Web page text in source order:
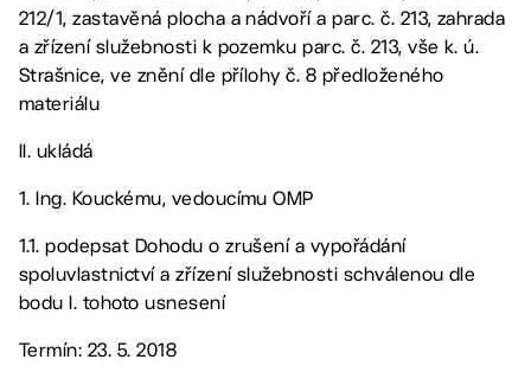
212/1, zastavěná plocha a nádvoří a parc. č. 213, zahrada
a zřízení služebnosti k pozemku parc. č. 213, vše k. ú.
Strašnice, ve znění dle přílohy č. 8 předloženého
materiálu
II. ukládá
1. Ing. Kouckému, vedoucímu OMP
1.1. podepsat Dohodu o zrušení a vypořádání
spoluvlastnictví a zřízení služebnosti schválenou dle
bodu I. tohoto usnesení
Termín: 23. 5. 2018